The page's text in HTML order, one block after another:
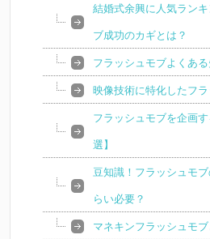
結婚式余興に人気ラン
ブ成功のカギとは？
フラッシュモブよくある
映像技術に特化したフ
フラッシュモブを企画
選】
豆知識！フラッシュモ
らい必要？
マネキンフラッシュモ